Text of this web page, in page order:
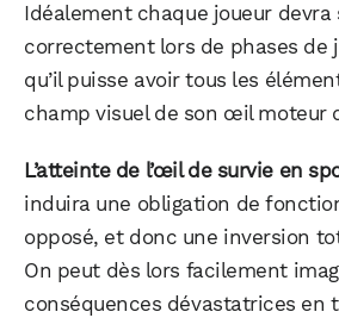
Idéalement chaque joueur devra
correctement lors de phases de
qu’il puisse avoir tous les
champ visuel de son œil moteur
L’atteinte de l’œil de survie en
induira une obligation de
opposé, et donc une inversion
On peut dès lors facilement
conséquences dévastatrices en